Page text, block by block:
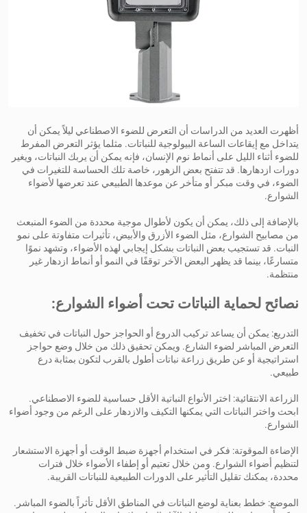
أظهرت العديد من الدراسات أن التعرض للضوء الاصطناعي ليلاً يمكن أن
يتداخل مع إيقاعات الساعة البيولوجية للنباتات. مثلما يؤثر التعرض المفرط
للضوء أثناء الليل على أنماط نوم الإنسان، فإنه يمكن أن يربك النباتات، ويغير
دورات ازدهارها. قد تتفتح بعض الزهور، خاصة تلك الحساسة للتغيرات في
الضوء، في وقت مبكر أو متأخر عن موعدها الطبيعي عند تعرضها لأضواء
الشوارع.
بالإضافة إلى ذلك، يمكن أن يكون لأطوال موجية محددة من الضوء المنبعث
من مصابيح الشوارع، مثل الضوء الأزرق والأبيض، تأثيرات متفاوتة على نمو
النبات. قد تستجيب بعض النباتات بشكل إيجابي لهذه الأضواء، وتشهد نموًا
متسارعًا، بينما قد يظهر البعض الآخر توقفًا في النمو أو أنماط ازدهار غير
منتظمة.
نصائح لحماية النباتات تحت أضواء الشوارع:
التدريع: يمكن أن يساعد تركيب الدروع أو الحواجز حول النباتات في تخفيف
التعرض المباشر لضوء الشارع. ويمكن تحقيق ذلك من خلال وضع حواجز
استراتيجية أو عن طريق زراعة نباتات أطول بالقرب لتكون بمثابة درع
طبيعي.
الزراعة الانتقائية: اختر الأنواع النباتية الأقل حساسية للضوء الاصطناعي.
ابحث واختر النباتات التي يمكنها التكيف والازدهار على الرغم من وجود أضواء
الشوارع.
الإضاءة الموقوتة: فكر في استخدام أجهزة ضبط الوقت أو أجهزة الاستشعار
لتنظيم أضواء الشوارع. ومن خلال تعتيم أو إطفاء الأضواء خلال فترات
محددة، يمكنك تقليل التأثير على الدورات الطبيعية للنباتات القريبة.
الموضع: خطط بعناية لوضع النباتات في المناطق الأقل تأثراً بالضوء المباشر.